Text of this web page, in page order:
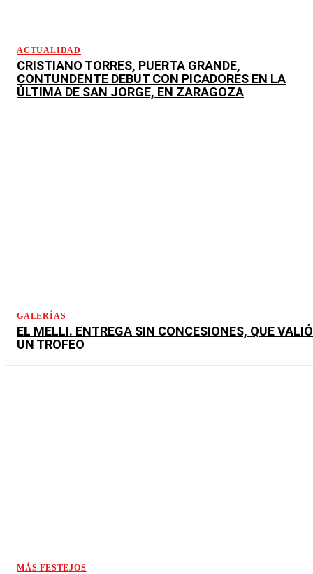
ACTUALIDAD
CRISTIANO TORRES, PUERTA GRANDE,
CONTUNDENTE DEBUT CON PICADORES EN LA
ÚLTIMA DE SAN JORGE, EN ZARAGOZA
GALERÍAS
EL MELLI. ENTREGA SIN CONCESIONES, QUE VALIÓ
UN TROFEO
MÁS FESTEJOS